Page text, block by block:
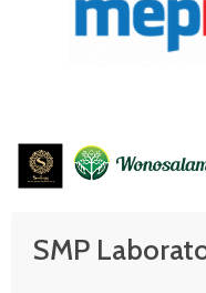
SMP